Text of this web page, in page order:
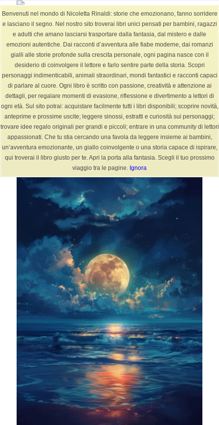
Benvenuti nel mondo di Nicoletta Rinaldi: storie che emozionano, fanno sorridere
e lasciano il segno. Nel nostro sito troverai libri unici pensati per bambini, ragazzi
e adulti che amano lasciarsi trasportare dalla fantasia, dal mistero e dalle
emozioni autentiche. Dai racconti d’avventura alle fiabe moderne, dai romanzi
gialli alle storie profonde sulla crescita personale, ogni pagina nasce con il
desiderio di coinvolgere il lettore e farlo sentire parte della storia. Scopri
personaggi indimenticabili, animali straordinari, mondi fantastici e racconti capaci
di parlare al cuore. Ogni libro è scritto con passione, creatività e attenzione ai
dettagli, per regalare momenti di evasione, riflessione e divertimento a lettori di
ogni età. Sul sito potrai: acquistare facilmente tutti i libri disponibili; scoprire novità,
anteprime e prossime uscite; leggere sinossi, estratti e curiosità sui personaggi;
trovare idee regalo originali per grandi e piccoli; entrare in una community di lettori
appassionati. Che tu stia cercando una favola da leggere insieme ai bambini,
un’avventura emozionante, un giallo coinvolgente o una storia capace di ispirare,
qui troverai il libro giusto per te. Apri la porta alla fantasia. Scegli il tuo prossimo
viaggio tra le pagine. Ignora
BLOG
Sei in: Home / BLOG / arte / LUNA CHI SEI?
LUNA CHI SEI?
29 Luglio 2024 0 Commenti / in autore Luna
/